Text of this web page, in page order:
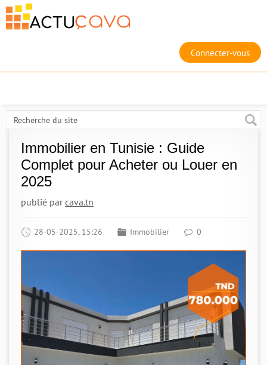
Connecter-vous
Immobilier en Tunisie : Guide
Complet pour Acheter ou Louer en
2025
publié parcava.tn
28-05-2025, 15:26 Immobilier 0